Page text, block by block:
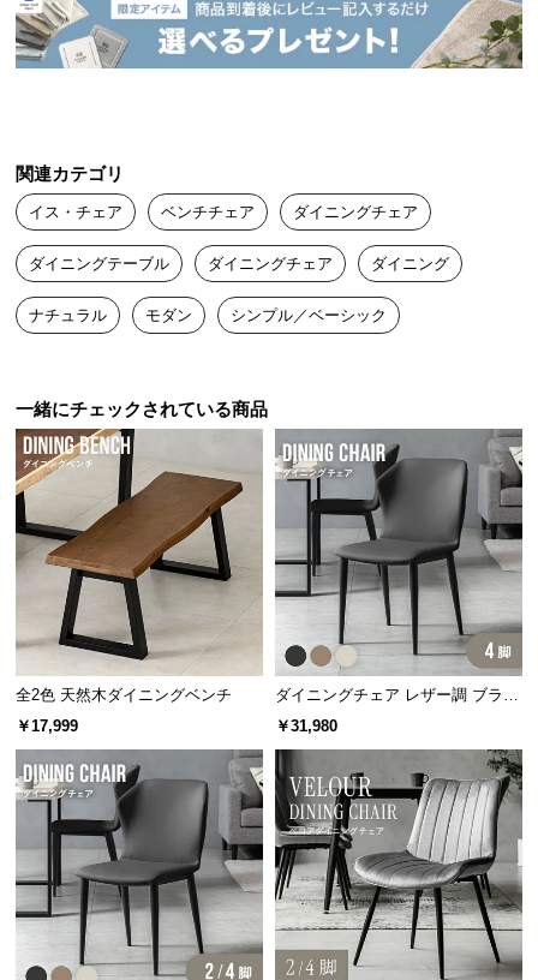
送
料
に
大
型
商
品
の
に
つ
い
中
配
つ
い
て
小
型
品
関連カテゴリ
イス・チェア ベンチチェア ダイニングチェア
ダイニングテーブル ダイニングチェア ダイニング
ナチュラル モダン シンプル／ベーシック
一緒にチェックされている商品
全2色 天然木ダイニングベンチ
￥17,999
ダイニングチェア レザー調 ブラッ
ク脚 4脚セット 包み込むフォルム
￥31,980